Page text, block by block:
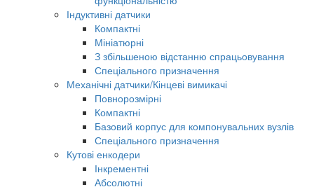
Індуктивні датчики
Компактні
Мініатюрні
З збільшеною відстанню спрацьовування
Спеціального призначення
Механічні датчики/Кінцеві вимикачі
Повнорозмірні
Компактні
Базовий корпус для компонувальних вузлів
Спеціального призначення
Кутові енкодери
Інкрементні
Абсолютні